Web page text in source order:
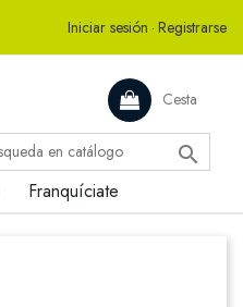
Iniciar sesión · Registrarse
Cesta

Franquíciate